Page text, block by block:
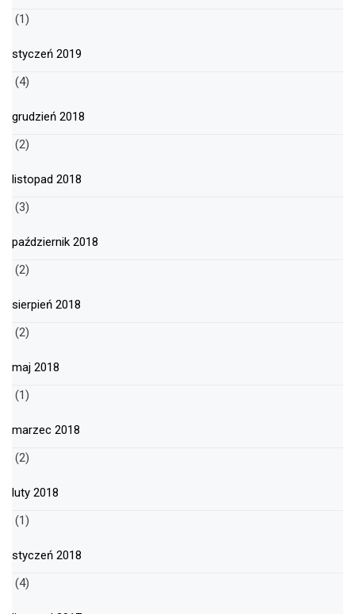
(1)
styczeń 2019
(4)
grudzień 2018
(2)
listopad 2018
(3)
październik 2018
(2)
sierpień 2018
(2)
maj 2018
(1)
marzec 2018
(2)
luty 2018
(1)
styczeń 2018
(4)